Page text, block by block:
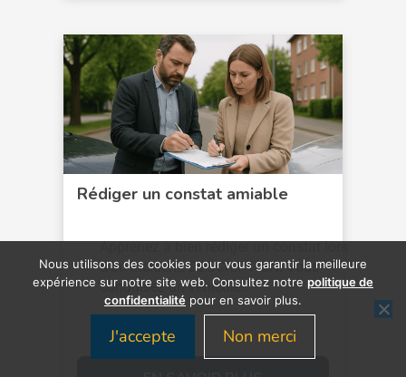
Rédiger un constat amiable
Apprenez à bien rédiger un constat lors
d’un incident. DESCRIPTION: Vous
conduisez un véhicule...
Nous utilisons des cookies pour vous garantir la meilleure
expérience sur notre site web. Consultez notre politique de
confidentialité pour en savoir plus.
J'accepte Non merci